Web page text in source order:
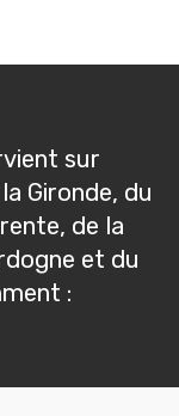
sur
Gironde, du
de la
et du
: